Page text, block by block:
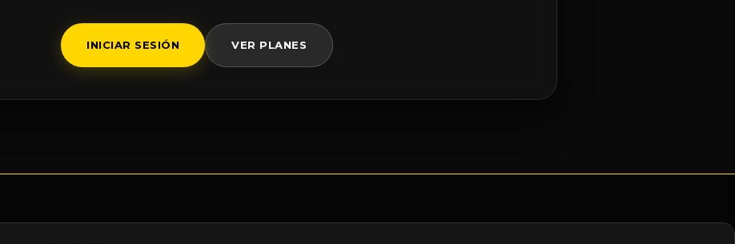
INICIAR SESIÓN VER PLANES